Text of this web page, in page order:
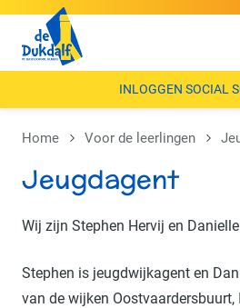
INLOGGEN SOCIAL
Home Voor de leerlingen
Jeugdagent
Wij zijn Stephen Hervij en
Stephen is jeugdwijkagent en
van de wijken